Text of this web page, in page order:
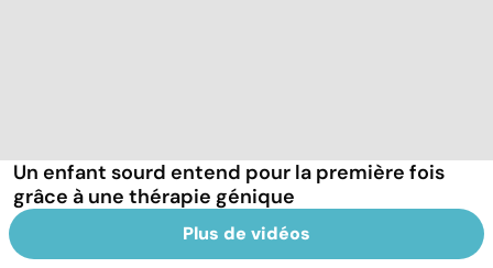
Un enfant sourd entend pour la première fois
grâce à une thérapie génique
Plus de vidéos